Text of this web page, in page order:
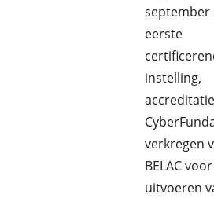
september
eerste
instelling,
verkregen
BELAC
uitvoeren